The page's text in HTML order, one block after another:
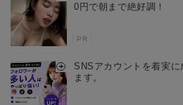
0円で朝まで絶好調！
PR
SNSアカウントを着実
ます。